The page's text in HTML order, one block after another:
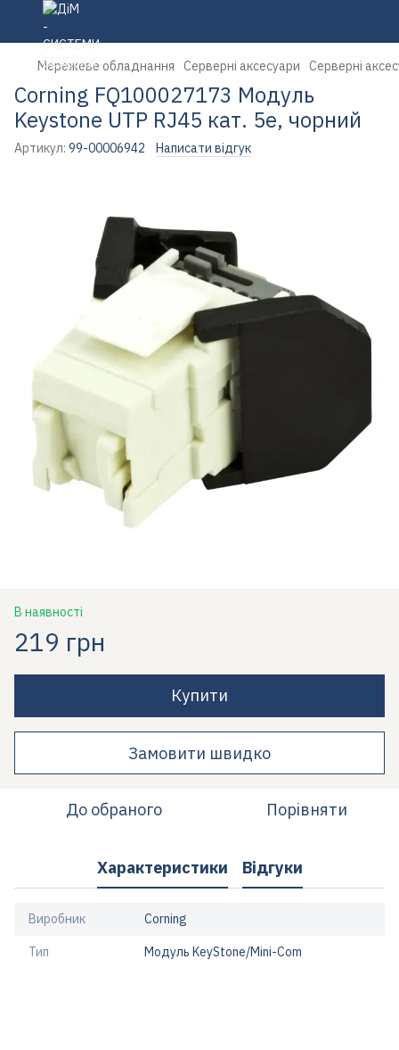
Мережеве обладнання Серверні аксесуари Серверні
Corning FQ100027173 Модуль
Keystone UTP RJ45 кат. 5e, чорний
Артикул: 99-00006942 Написати відгук
В наявності
219 грн
Купити
Замовити швидко
До обраного Порівняти
Характеристики Відгуки
Виробник Corning
Тип Модуль KeyStone/Mini-Com